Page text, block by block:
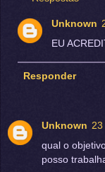
Unknown
EU
Responder
Unknown
qual o
posso